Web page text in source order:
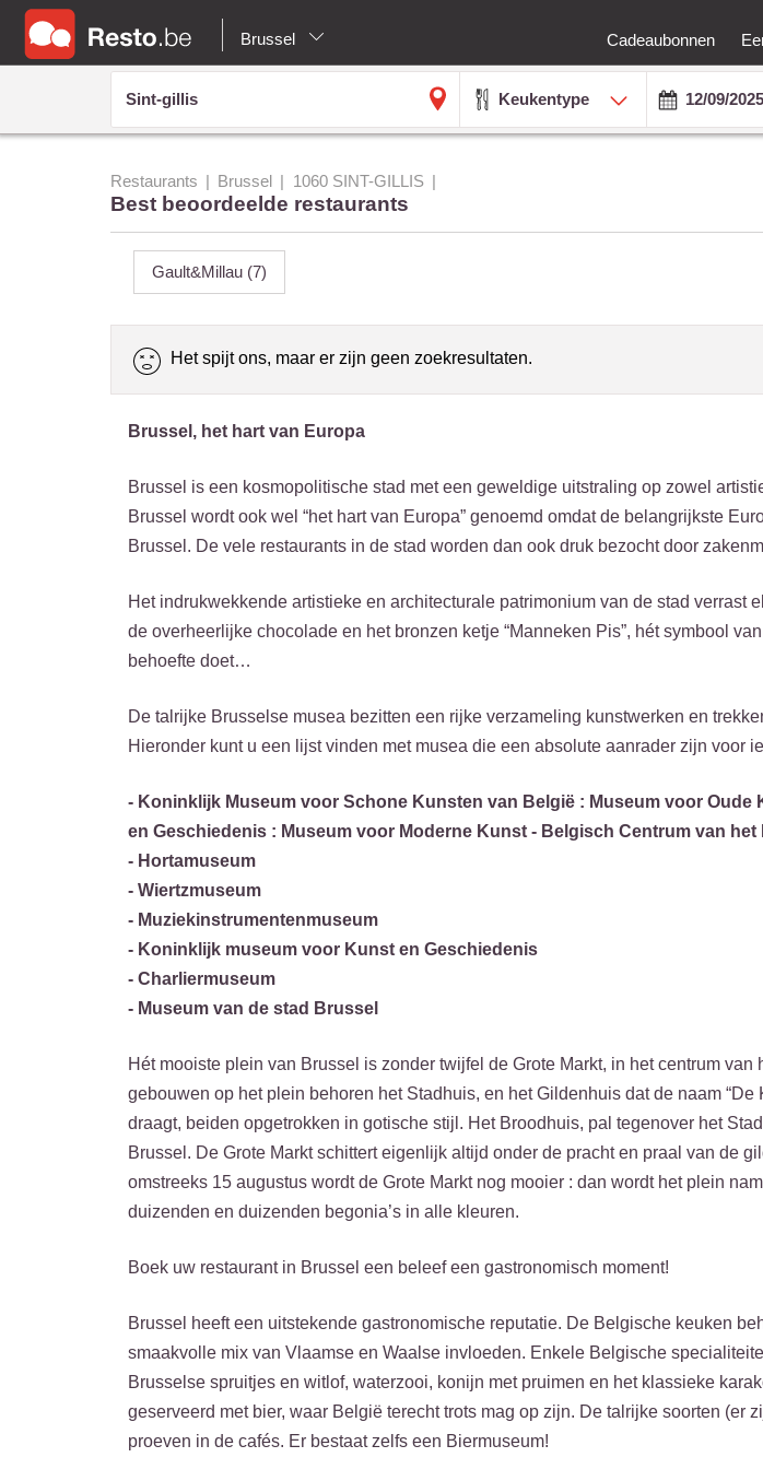
Brussel Cadeaubonnen
Keukentype
Restaurants Brussel 1060 SINT-GILLIS
Best beoordeelde restaurants
Gault&Millau (7)
Het spijt ons, maar er zijn geen zoekresultaten.
Brussel, het hart van Europa
Brussel is een kosmopolitische stad met een geweldige uitstraling op zowel
Brussel wordt ook wel “het hart van Europa” genoemd omdat de belangrijkste
Brussel. De vele restaurants in de stad worden dan ook druk bezocht door
Het indrukwekkende artistieke en architecturale patrimonium van de stad verrast
de overheerlijke chocolade en het bronzen ketje “Manneken Pis”, hét symbool
behoefte doet…
De talrijke Brusselse musea bezitten een rijke verzameling kunstwerken en
Hieronder kunt u een lijst vinden met musea die een absolute aanrader zijn voor
- Koninklijk Museum voor Schone Kunsten van België : Museum voor
en Geschiedenis : Museum voor Moderne Kunst - Belgisch Centrum van het
- Hortamuseum
- Wiertzmuseum
- Muziekinstrumentenmuseum
- Koninklijk museum voor Kunst en Geschiedenis
- Charliermuseum
- Museum van de stad Brussel
Hét mooiste plein van Brussel is zonder twijfel de Grote Markt, in het centrum van
gebouwen op het plein behoren het Stadhuis, en het Gildenhuis dat de naam “De
draagt, beiden opgetrokken in gotische stijl. Het Broodhuis, pal tegenover het
Brussel. De Grote Markt schittert eigenlijk altijd onder de pracht en praal van de
omstreeks 15 augustus wordt de Grote Markt nog mooier : dan wordt het plein
duizenden en duizenden begonia’s in alle kleuren.
Boek uw restaurant in Brussel een beleef een gastronomisch moment!
Brussel heeft een uitstekende gastronomische reputatie. De Belgische keuken
smaakvolle mix van Vlaamse en Waalse invloeden. Enkele Belgische
Brusselse spruitjes en witlof, waterzooi, konijn met pruimen en het klassieke
geserveerd met bier, waar België terecht trots mag op zijn. De talrijke soorten (er
proeven in de cafés. Er bestaat zelfs een Biermuseum!